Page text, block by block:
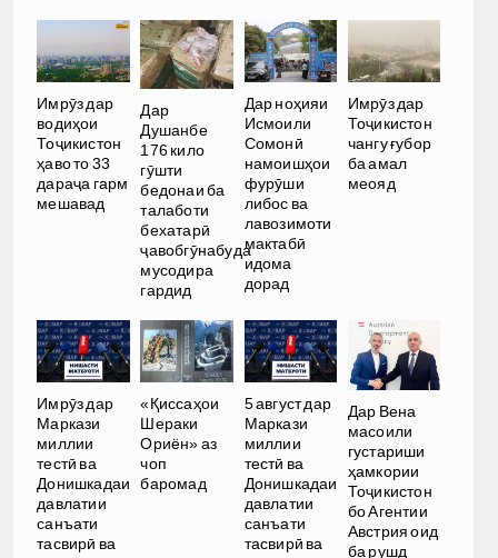
Имрӯз дар
водиҳои
Тоҷикистон
ҳаво то 33
дараҷа гарм
мешавад
Дар
Душанбе
176 кило
гӯшти
бедонаи ба
талаботи
бехатарӣ
ҷавобгӯнабуда
мусодира
гардид
Дар ноҳияи
Исмоили
Сомонӣ
намоишҳои
фурӯши
либос ва
лавозимоти
мактабӣ
идома
дорад
Имрӯз дар
Тоҷикистон
чангу ғубор
ба амал
меояд
Имрӯз дар
Маркази
миллии
тестӣ ва
Донишкадаи
давлатии
санъати
тасвирӣ ва
«Қиссаҳои
Шераки
Ориён» аз
чоп
баромад
5 август дар
Маркази
миллии
тестӣ ва
Донишкадаи
давлатии
санъати
тасвирӣ ва
Дар Вена
масоили
густариши
ҳамкории
Тоҷикистон
бо Агентии
Австрия оид
ба рушд